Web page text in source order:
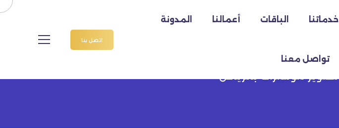
خدماتنا الباقات أعمالنا المدونة
تواصل معنا
اتصل بنا